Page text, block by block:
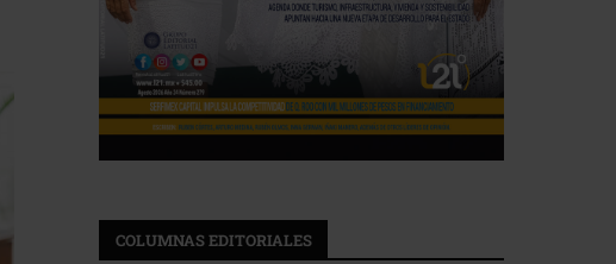
COLUMNAS EDITORIALES